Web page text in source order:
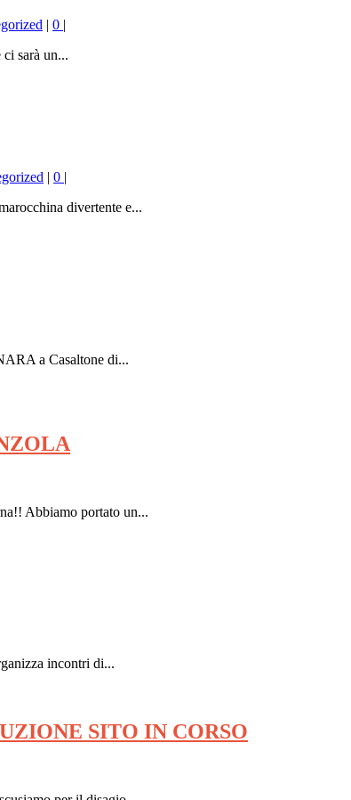
| 0 |
sarà un...
| 0 |
divertente e...
a Casaltone di...
Abbiamo portato un...
incontri di...
SITO IN CORSO